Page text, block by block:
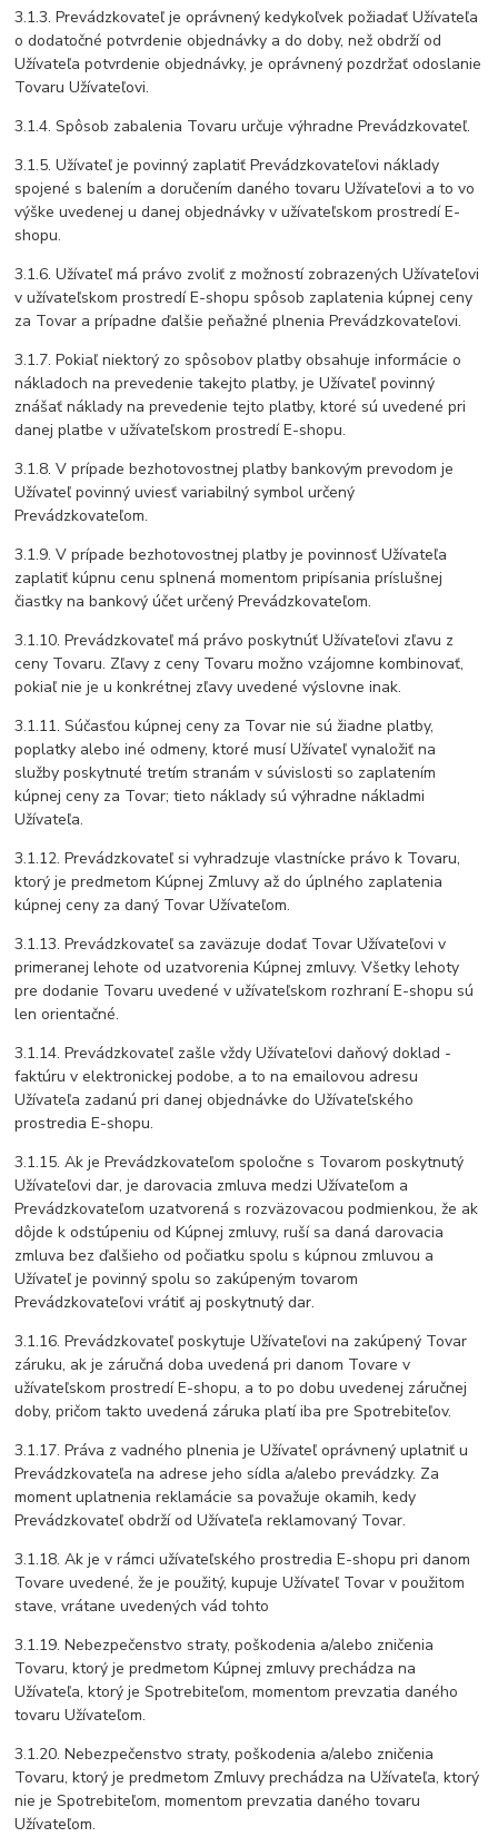
3.1.3. Prevádzkovateľ je oprávnený kedykoľvek požiadať Užívateľa
o dodatočné potvrdenie objednávky a do doby, než obdrží od
Užívateľa potvrdenie objednávky, je oprávnený pozdržať odoslanie
Tovaru Užívateľovi.
3.1.4. Spôsob zabalenia Tovaru určuje výhradne Prevádzkovateľ.
3.1.5. Užívateľ je povinný zaplatiť Prevádzkovateľovi náklady
spojené s balením a doručením daného tovaru Užívateľovi a to vo
výške uvedenej u danej objednávky v užívateľskom prostredí E-
shopu.
3.1.6. Užívateľ má právo zvoliť z možností zobrazených Užívateľovi
v užívateľskom prostredí E-shopu spôsob zaplatenia kúpnej ceny
za Tovar a prípadne ďalšie peňažné plnenia Prevádzkovateľovi.
3.1.7. Pokiaľ niektorý zo spôsobov platby obsahuje informácie o
nákladoch na prevedenie takejto platby, je Užívateľ povinný
znášať náklady na prevedenie tejto platby, ktoré sú uvedené pri
danej platbe v užívateľskom prostredí E-shopu.
3.1.8. V prípade bezhotovostnej platby bankovým prevodom je
Užívateľ povinný uviesť variabilný symbol určený
Prevádzkovateľom.
3.1.9. V prípade bezhotovostnej platby je povinnosť Užívateľa
zaplatiť kúpnu cenu splnená momentom pripísania príslušnej
čiastky na bankový účet určený Prevádzkovateľom.
3.1.10. Prevádzkovateľ má právo poskytnúť Užívateľovi zľavu z
ceny Tovaru. Zľavy z ceny Tovaru možno vzájomne kombinovať,
pokiaľ nie je u konkrétnej zľavy uvedené výslovne inak.
3.1.11. Súčasťou kúpnej ceny za Tovar nie sú žiadne platby,
poplatky alebo iné odmeny, ktoré musí Užívateľ vynaložiť na
služby poskytnuté tretím stranám v súvislosti so zaplatením
kúpnej ceny za Tovar; tieto náklady sú výhradne nákladmi
Užívateľa.
3.1.12. Prevádzkovateľ si vyhradzuje vlastnícke právo k Tovaru,
ktorý je predmetom Kúpnej Zmluvy až do úplného zaplatenia
kúpnej ceny za daný Tovar Užívateľom.
3.1.13. Prevádzkovateľ sa zaväzuje dodať Tovar Užívateľovi v
primeranej lehote od uzatvorenia Kúpnej zmluvy. Všetky lehoty
pre dodanie Tovaru uvedené v užívateľskom rozhraní E-shopu sú
len orientačné.
3.1.14. Prevádzkovateľ zašle vždy Užívateľovi daňový doklad -
faktúru v elektronickej podobe, a to na emailovou adresu
Užívateľa zadanú pri danej objednávke do Užívateľského
prostredia E-shopu.
3.1.15. Ak je Prevádzkovateľom spoločne s Tovarom poskytnutý
Užívateľovi dar, je darovacia zmluva medzi Užívateľom a
Prevádzkovateľom uzatvorená s rozväzovacou podmienkou, že ak
dôjde k odstúpeniu od Kúpnej zmluvy, ruší sa daná darovacia
zmluva bez ďalšieho od počiatku spolu s kúpnou zmluvou a
Užívateľ je povinný spolu so zakúpeným tovarom
Prevádzkovateľovi vrátiť aj poskytnutý dar.
3.1.16. Prevádzkovateľ poskytuje Užívateľovi na zakúpený Tovar
záruku, ak je záručná doba uvedená pri danom Tovare v
užívateľskom prostredí E-shopu, a to po dobu uvedenej záručnej
doby, pričom takto uvedená záruka platí iba pre Spotrebiteľov.
3.1.17. Práva z vadného plnenia je Užívateľ oprávnený uplatniť u
Prevádzkovateľa na adrese jeho sídla a/alebo prevádzky. Za
moment uplatnenia reklamácie sa považuje okamih, kedy
Prevádzkovateľ obdrží od Užívateľa reklamovaný Tovar.
3.1.18. Ak je v rámci užívateľského prostredia E-shopu pri danom
Tovare uvedené, že je použitý, kupuje Užívateľ Tovar v použitom
stave, vrátane uvedených vád tohto
3.1.19. Nebezpečenstvo straty, poškodenia a/alebo zničenia
Tovaru, ktorý je predmetom Kúpnej zmluvy prechádza na
Užívateľa, ktorý je Spotrebiteľom, momentom prevzatia daného
tovaru Užívateľom.
3.1.20. Nebezpečenstvo straty, poškodenia a/alebo zničenia
Tovaru, ktorý je predmetom Zmluvy prechádza na Užívateľa, ktorý
nie je Spotrebiteľom, momentom prevzatia daného tovaru
Užívateľom.